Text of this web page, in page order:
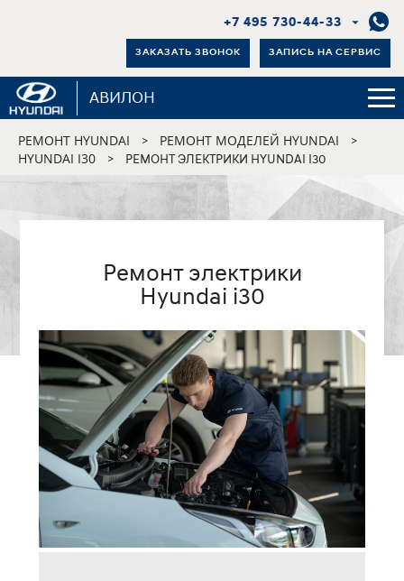
+7 495 730-44-33
ЗАКАЗАТЬ ЗВОНОК ЗАПИСЬ НА СЕРВИС
АВИЛОН
РЕМОНТ HYUNDAI > РЕМОНТ МОДЕЛЕЙ HYUNDAI >
HYUNDAI I30 > РЕМОНТ ЭЛЕКТРИКИ HYUNDAI I30
Ремонт электрики
Hyundai i30